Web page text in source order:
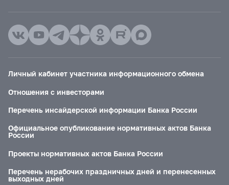
Личный кабинет участника информационного обмена
Отношения с инвесторами
Перечень инсайдерской информации Банка России
Официальное опубликование нормативных актов Банка
России
Проекты нормативных актов Банка России
Перечень нерабочих праздничных дней и перенесенных
выходных дней